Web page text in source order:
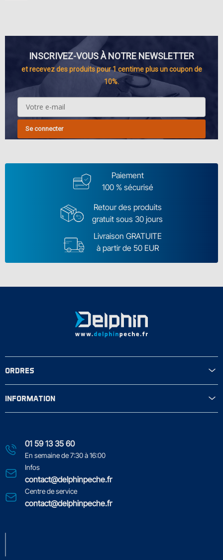
INSCRIVEZ-VOUS À NOTRE NEWSLETTER
et recevez des produits pour 1 centime plus un coupon de
10%.
Se connecter
Paiement
100 % sécurisé
Retour des produits
gratuit sous 30 jours
Livraison GRATUITE
à partir de 50 EUR
01 59 13 35 60
En semaine de 7:30 à 16:00
Infos
contact@delphinpeche.fr
Centre de service
contact@delphinpeche.fr
ORDRES
INFORMATION